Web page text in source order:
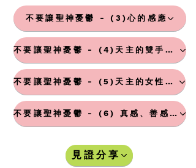
不要讓聖神憂鬱 - (3)心的感應
不要讓聖神憂鬱 - (4)天主的雙手及渴望
不要讓聖神憂鬱 - (5)天主的女性和母性特質
不要讓聖神憂鬱 - (6) 真感、善感、美感
見證分享